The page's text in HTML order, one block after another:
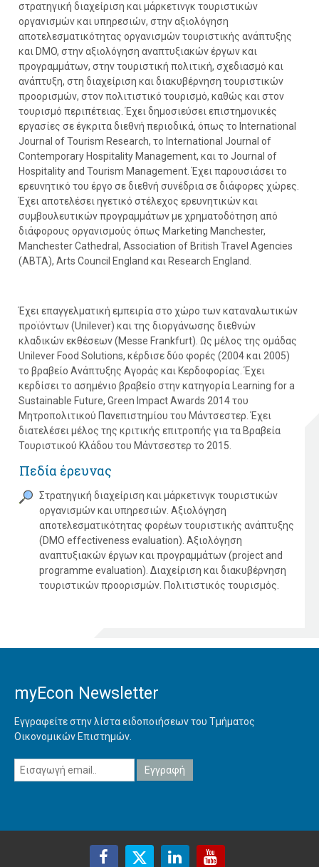
στρατηγική διαχείριση και μάρκετινγκ τουριστικών
οργανισμών και υπηρεσιών, στην αξιολόγηση
αποτελεσματικότητας οργανισμών τουριστικής ανάπτυξης
και DMO, στην αξιολόγηση αναπτυξιακών έργων και
προγραμμάτων, στην τουριστική πολιτική, σχεδιασμό και
ανάπτυξη, στη διαχείριση και διακυβέρνηση τουριστικών
προορισμών, στον πολιτιστικό τουρισμό, καθώς και στον
τουρισμό περιπέτειας. Έχει δημοσιεύσει επιστημονικές
εργασίες σε έγκριτα διεθνή περιοδικά, όπως το International
Journal of Tourism Research, το International Journal of
Contemporary Hospitality Management, και το Journal of
Hospitality and Tourism Management. Έχει παρουσιάσει το
ερευνητικό του έργο σε διεθνή συνέδρια σε διάφορες χώρες.
Έχει αποτελέσει ηγετικό στέλεχος ερευνητικών και
συμβουλευτικών προγραμμάτων με χρηματοδότηση από
διάφορους οργανισμούς όπως Marketing Manchester,
Manchester Cathedral, Association of British Travel Agencies
(ABTA), Arts Council England και Research England.
Έχει επαγγελματική εμπειρία στο χώρο των καταναλωτικών
προϊόντων (Unilever) και της διοργάνωσης διεθνών
κλαδικών εκθέσεων (Messe Frankfurt). Ως μέλος της ομάδας
Unilever Food Solutions, κέρδισε δύο φορές (2004 και 2005)
το βραβείο Ανάπτυξης Αγοράς και Κερδοφορίας. Έχει
κερδίσει το ασημένιο βραβείο στην κατηγορία Learning for a
Sustainable Future, Green Impact Awards 2014 του
Μητροπολιτικού Πανεπιστημίου του Μάντσεστερ. Έχει
διατελέσει μέλος της κριτικής επιτροπής για τα Βραβεία
Τουριστικού Κλάδου του Μάντσεστερ το 2015.
Πεδία έρευνας
Στρατηγική διαχείριση και μάρκετινγκ τουριστικών
οργανισμών και υπηρεσιών. Αξιολόγηση
αποτελεσματικότητας φορέων τουριστικής ανάπτυξης
(DMO effectiveness evaluation). Αξιολόγηση
αναπτυξιακών έργων και προγραμμάτων (project and
programme evaluation). Διαχείριση και διακυβέρνηση
τουριστικών προορισμών. Πολιτιστικός τουρισμός.
myEcon Newsletter
Εγγραφείτε στην λίστα ειδοποιήσεων του Τμήματος
Οικονομικών Επιστημών.